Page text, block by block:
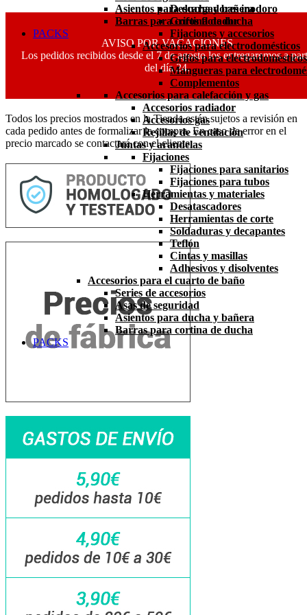
Descargadores inodoro
Grifos flotador
Fijaciones y accesorios
Accesorios para electrodomésticos
Grifos para electrodomésticos
Mangueras para
Complementos
Accesorios para calefacción y gas
Accesorios radiador
Accesorios gas
Rejillas de ventilación
Juntas y arandelas
Fijaciones
Fijaciones para sanitarios
Fijaciones para tubos
Herramientas y materiales
Desatascadores
Herramientas de corte
Soldaduras y decapantes
Teflón
Cintas y masillas
Adhesivos y disolventes
Accesorios para el cuarto de baño
Series de accesorios
Asas de seguridad
Asientos para ducha y bañera
Barras para cortina de ducha
PACKS
Asientos para ducha y bañera
Barras para cortina de ducha
PACKS
AVISO POR VACACIONES
Los pedidos recibidos desde el 7 de agosto los entregaremos a
del día 24.
Todos los precios mostrados en la Tienda están sujetos a revisión en
cada pedido antes de formalizar la compra. En caso de error en el
precio marcado se contactará con el cliente.